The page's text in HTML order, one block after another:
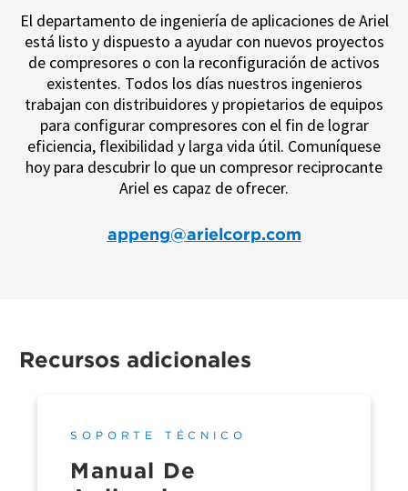
El departamento de ingeniería de aplicaciones de Ariel
está listo y dispuesto a ayudar con nuevos proyectos
de compresores o con la reconfiguración de activos
existentes. Todos los días nuestros ingenieros
trabajan con distribuidores y propietarios de equipos
para configurar compresores con el fin de lograr
eficiencia, flexibilidad y larga vida útil. Comuníquese
hoy para descubrir lo que un compresor reciprocante
Ariel es capaz de ofrecer.
appeng@arielcorp.com
Recursos adicionales
Manual De
SOPORTE TÉCNICO